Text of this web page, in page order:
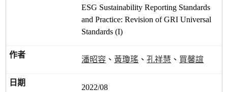
ESG Sustainability Reporting Standards
and Practice: Revision of GRI Universal
Standards (I)
潘昭容 、 黃瓊瑤 、孔祥慧 、 買馨誼
2022/08